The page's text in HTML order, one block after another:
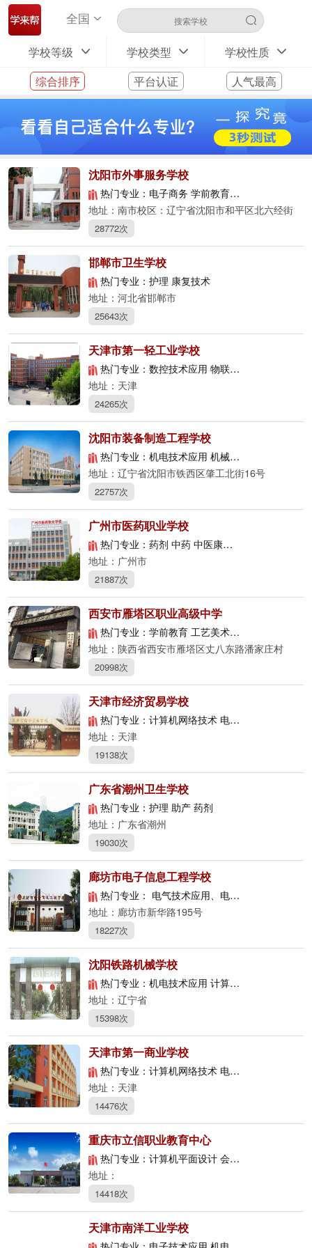
全国
学校等级 学校类型
学校性质
综合排序
平台认证 人气最高
沈阳市外事服务学校
热门专业：电子商务 学前教育 旅游服务与管理
地址：南市校区：辽宁省沈阳市和平区北六经街1
28772次
邯郸市卫生学校
热门专业：护理 康复技术
地址：河北省邯郸市
25643次
天津市第一轻工业学校
热门专业：数控技术应用 物联网应用技术 电子商务
地址：天津
24265次
沈阳市装备制造工程学校
热门专业：机电技术应用 机械制造技术 数控技术应用
地址：辽宁省沈阳市铁西区肇工北街16号
22757次
广州市医药职业学校
热门专业：药剂 中药 中医康复保健
地址：广州市
21887次
西安市雁塔区职业高级中学
热门专业：学前教育 工艺美术 会计电算化 电子电器应用与维修
地址：陕西省西安市雁塔区丈八东路潘家庄村
20998次
天津市经济贸易学校
热门专业：计算机网络技术 电子商务 计算机应用
地址：天津
19138次
广东省潮州卫生学校
热门专业：护理 助产 药剂
地址：广东省潮州
19030次
廊坊市电子信息工程学校
热门专业： 电气技术应用、电子商务 、计算机应用、旅游服务与管理、学前教育、会计电算化、电子与信息技术
地址：廊坊市新华路195号
18227次
沈阳铁路机械学校
热门专业：机电技术应用 计算机应用
地址：辽宁省
15398次
天津市第一商业学校
热门专业：计算机网络技术 电子商务 物流服务与管理
地址：天津
14476次
重庆市立信职业教育中心
热门专业：计算机平面设计 会计 机械加工技术
地址：
14418次
天津市南洋工业学校